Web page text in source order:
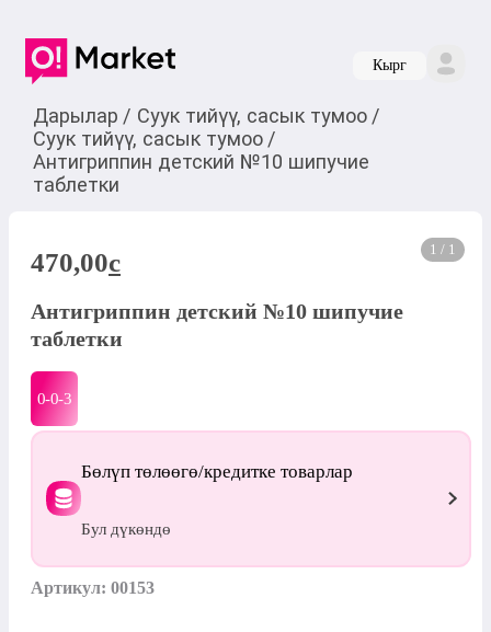
Кырг
Дарылар / Суук тийүү, сасык тумоо /
Суук тийүү, сасык тумоо /
Антигриппин детский №10 шипучие
таблетки
1 / 1
470,00c
Антигриппин детский №10 шипучие
таблетки
0-0-3
Бөлүп төлөөгө/кредитке товарлар
Бул дүкөндө
Артикул: 00153